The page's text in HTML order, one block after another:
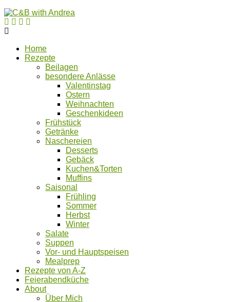
Home
Rezepte
Beilagen
besondere Anlässe
Valentinstag
Ostern
Weihnachten
Geschenkideen
Frühstück
Getränke
Naschereien
Desserts
Gebäck
Kuchen&Torten
Muffins
Saisonal
Frühling
Sommer
Herbst
Winter
Salate
Suppen
Vor- und Hauptspeisen
Mealprep
Rezepte von A-Z
Feierabendküche
About
Über Mich